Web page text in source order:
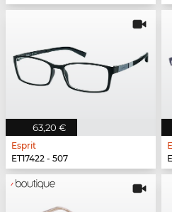
63,20 €
Esprit
ET17422 - 507